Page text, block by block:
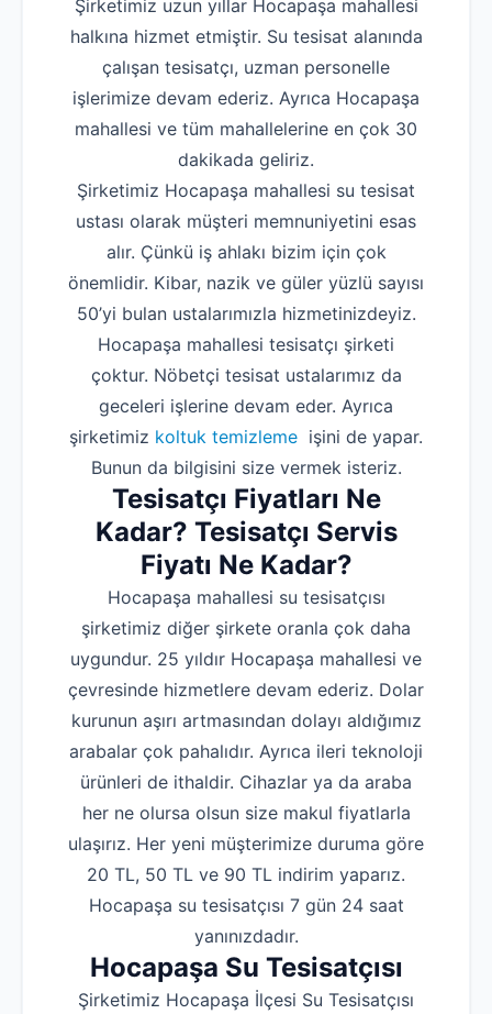
Şirketimiz uzun yıllar Hocapaşa mahallesi
halkına hizmet etmiştir. Su tesisat alanında
çalışan tesisatçı, uzman personelle
işlerimize devam ederiz. Ayrıca Hocapaşa
mahallesi ve tüm mahallelerine en çok 30
dakikada geliriz.
Şirketimiz Hocapaşa mahallesi su tesisat
ustası olarak müşteri memnuniyetini esas
alır. Çünkü iş ahlakı bizim için çok
önemlidir. Kibar, nazik ve güler yüzlü sayısı
50’yi bulan ustalarımızla hizmetinizdeyiz.
Hocapaşa mahallesi tesisatçı şirketi
çoktur. Nöbetçi tesisat ustalarımız da
geceleri işlerine devam eder. Ayrıca
şirketimiz koltuk temizleme işini de yapar.
Bunun da bilgisini size vermek isteriz.
Tesisatçı Fiyatları Ne
Kadar? Tesisatçı Servis
Fiyatı Ne Kadar?
Hocapaşa mahallesi su tesisatçısı
şirketimiz diğer şirkete oranla çok daha
uygundur. 25 yıldır Hocapaşa mahallesi ve
çevresinde hizmetlere devam ederiz. Dolar
kurunun aşırı artmasından dolayı aldığımız
arabalar çok pahalıdır. Ayrıca ileri teknoloji
ürünleri de ithaldir. Cihazlar ya da araba
her ne olursa olsun size makul fiyatlarla
ulaşırız. Her yeni müşterimize duruma göre
20 TL, 50 TL ve 90 TL indirim yaparız.
Hocapaşa su tesisatçısı 7 gün 24 saat
yanınızdadır.
Hocapaşa Su Tesisatçısı
Şirketimiz Hocapaşa İlçesi Su Tesisatçısı